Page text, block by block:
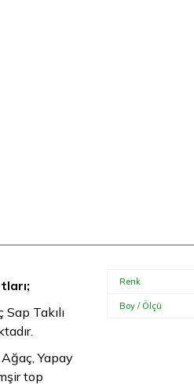
Takılı
Yapay
top
Renk
Boy / Ölçü